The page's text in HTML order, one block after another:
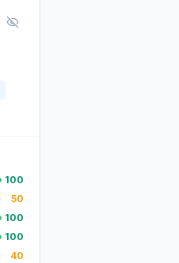
100
50
100
100
40